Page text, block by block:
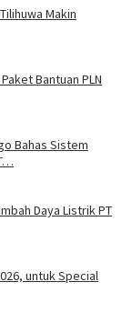
Makin
Bantuan PLN
Bahas Sistem
Daya Listrik PT
untuk Special